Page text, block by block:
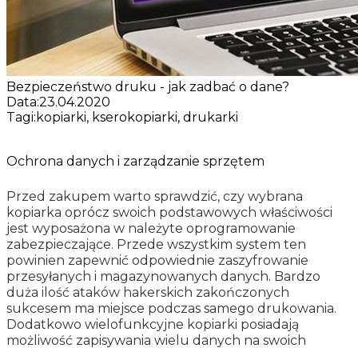
Bezpieczeństwo druku - jak zadbać o dane?
Data:23.04.2020
Tagi: kopiarki, kserokopiarki, drukarki
Ochrona danych i zarządzanie sprzętem
Przed zakupem warto sprawdzić, czy wybrana
kopiarka oprócz swoich podstawowych właściwości
jest wyposażona w należyte oprogramowanie
zabezpieczające. Przede wszystkim system ten
powinien zapewnić odpowiednie zaszyfrowanie
przesyłanych i magazynowanych danych. Bardzo
duża ilość ataków hakerskich zakończonych
sukcesem ma miejsce podczas samego drukowania.
Dodatkowo wielofunkcyjne kopiarki posiadają
możliwość zapisywania wielu danych na swoich